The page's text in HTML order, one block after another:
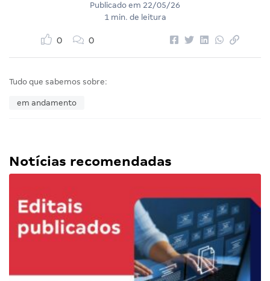
Publicado em 22/05/26
1 min. de leitura
0 0
Tudo que sabemos sobre:
em andamento
Notícias recomendadas